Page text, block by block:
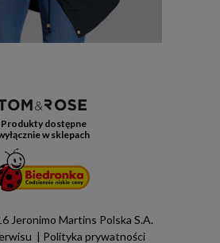
Produkty dostępne
w sklepach
Jeronimo Martins Polska S.A.
Polityka prywatności